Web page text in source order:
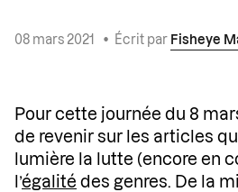
08 mars 2021 • Écrit par Fisheye
Pour cette journée du 8
de revenir sur les articles
lumière la lutte (encore en
l’égalité des genres. De la